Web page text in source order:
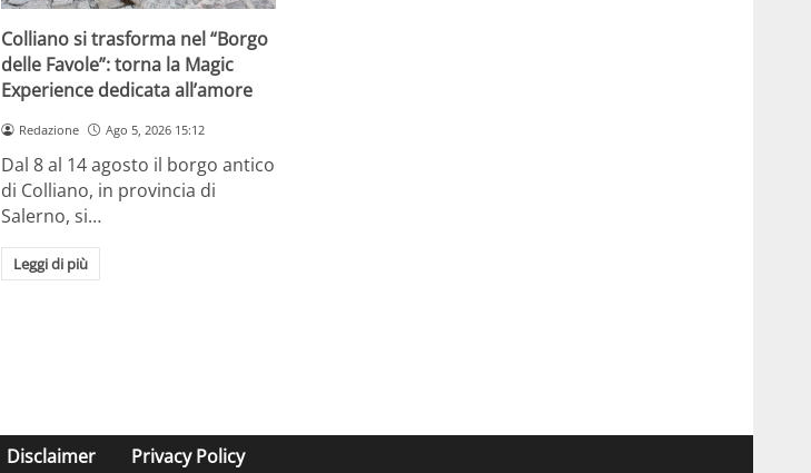
Colliano si trasforma nel “Borgo
delle Favole”: torna la Magic
Experience dedicata all’amore
Redazione Ago 5, 2026 15:12
Dal 8 al 14 agosto il borgo antico
di Colliano, in provincia di
Salerno, si…
Leggi di più
Disclaimer Privacy Policy